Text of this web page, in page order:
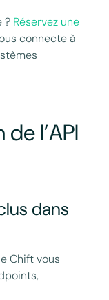
? Réservez une
connecte à
l’API
dans
Chift vous